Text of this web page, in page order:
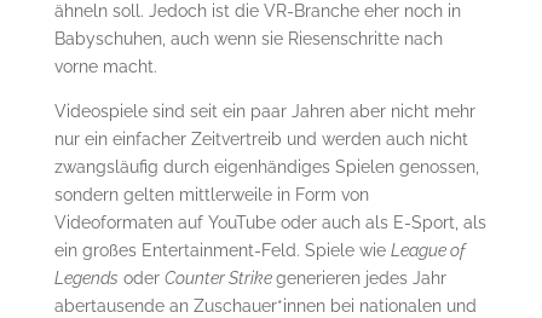
ähneln soll. Jedoch ist die VR-Branche eher noch in
Babyschuhen, auch wenn sie Riesenschritte nach
vorne macht.
Videospiele sind seit ein paar Jahren aber nicht mehr
nur ein einfacher Zeitvertreib und werden auch nicht
zwangsläufig durch eigenhändiges Spielen genossen,
sondern gelten mittlerweile in Form von
Videoformaten auf YouTube oder auch als E-Sport, als
ein großes Entertainment-Feld. Spiele wie League of
Legends oder Counter Strikegenerieren jedes Jahr
abertausende an Zuschauer*innen bei nationalen und